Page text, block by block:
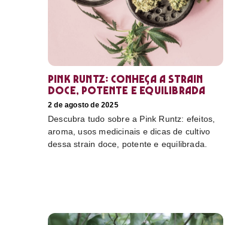
Pink Runtz: conheça a strain
doce, potente e equilibrada
2 de agosto de 2025
Descubra tudo sobre a Pink Runtz: efeitos,
aroma, usos medicinais e dicas de cultivo
dessa strain doce, potente e equilibrada.